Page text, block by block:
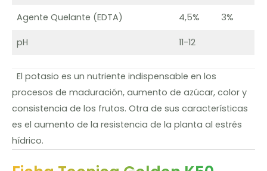
Agente Quelante (EDTA) 4,5% 3%
pH 11-12
El potasio es un nutriente indispensable en los
procesos de maduración, aumento de azúcar, color y
consistencia de los frutos. Otra de sus características
es el aumento de la resistencia de la planta al estrés
hídrico.